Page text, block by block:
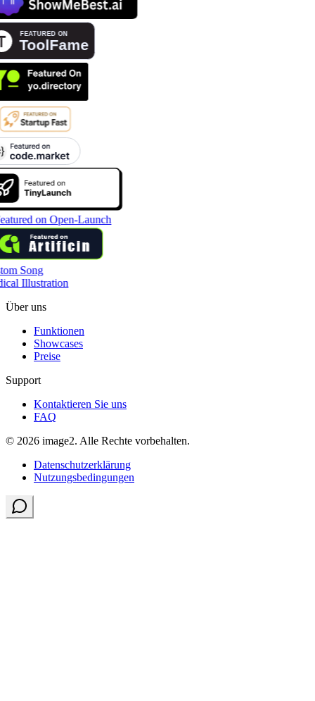
Song
Illustration
Über uns
Funktionen
Showcases
Preise
Support
Kontaktieren Sie uns
FAQ
© 2026 image2. Alle Rechte vorbehalten.
Datenschutzerklärung
Nutzungsbedingungen